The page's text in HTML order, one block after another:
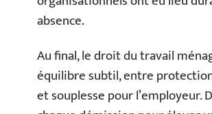
absence.
Au final, le droit du travail
équilibre subtil, entre
et souplesse pour l’employeur.